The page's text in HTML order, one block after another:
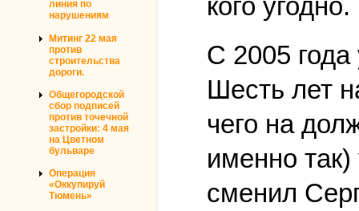
линия по
нарушениям
Митинг 22 мая
против
строительства
дороги.
Общегородской
сбор подписей
против точечной
застройки: 4 мая
на Цветном
бульваре
Операция
«Оккупируй
Тюмень»
кого угодно.
С 2005 года
Шесть лет
чего на
именно
сменил